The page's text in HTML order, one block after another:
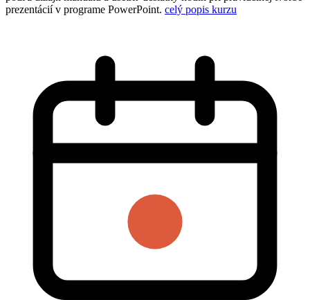
prezentácií v programe PowerPoint. celý popis kurzu